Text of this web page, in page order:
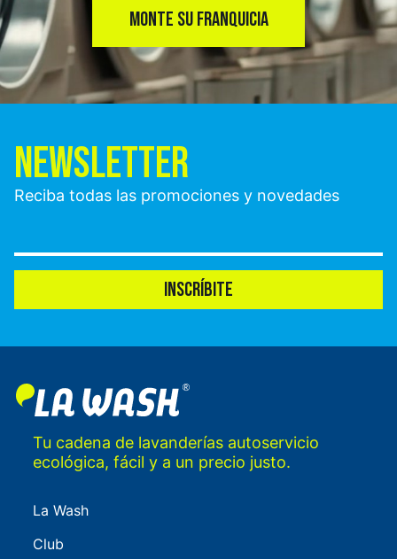
MONTE SU FRANQUICIA
NEWSLETTER
Reciba todas las promociones y novedades
INSCRÍBITE
Tu cadena de lavanderías autoservicio
ecológica, fácil y a un precio justo.
La Wash
Club